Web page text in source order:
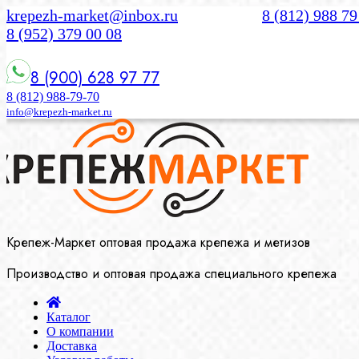
krepezh-market@inbox.ru
8 (812) 988
8 (952) 379 00 08
8 (900) 628 97 77
8 (812) 988-79-70
info@krepezh-market.ru
Крепеж-Маркет оптовая продажа крепежа и метизов
Производство и оптовая продажа специального крепежа
Каталог
О компании
Доставка